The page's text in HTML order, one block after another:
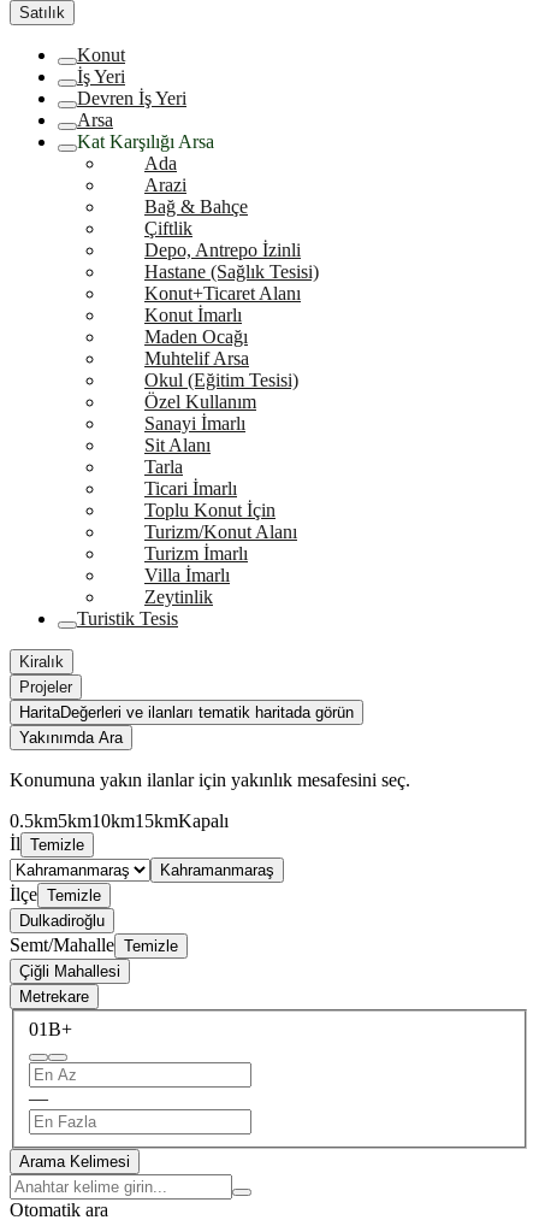
Satılık
Konut
İş Yeri
Devren İş Yeri
Arsa
Kat Karşılığı Arsa
Ada
Arazi
Bağ & Bahçe
Çiftlik
Depo, Antrepo İzinli
Hastane (Sağlık Tesisi)
Konut+Ticaret Alanı
Konut İmarlı
Maden Ocağı
Muhtelif Arsa
Okul (Eğitim Tesisi)
Özel Kullanım
Sanayi İmarlı
Sit Alanı
Tarla
Ticari İmarlı
Toplu Konut İçin
Turizm/Konut Alanı
Turizm İmarlı
Villa İmarlı
Zeytinlik
Turistik Tesis
Kiralık
Projeler
HaritaDeğerleri ve ilanları tematik haritada görün
Yakınımda Ara
Konumuna yakın ilanlar için yakınlık mesafesini seç.
0.5km5km10km15kmKapalı
İl Temizle
Kahramanmaraş
İlçe Temizle
Dulkadiroğlu
Semt/Mahalle Temizle
Çiğli Mahallesi
Metrekare
01B+
—
Arama Kelimesi
Otomatik ara